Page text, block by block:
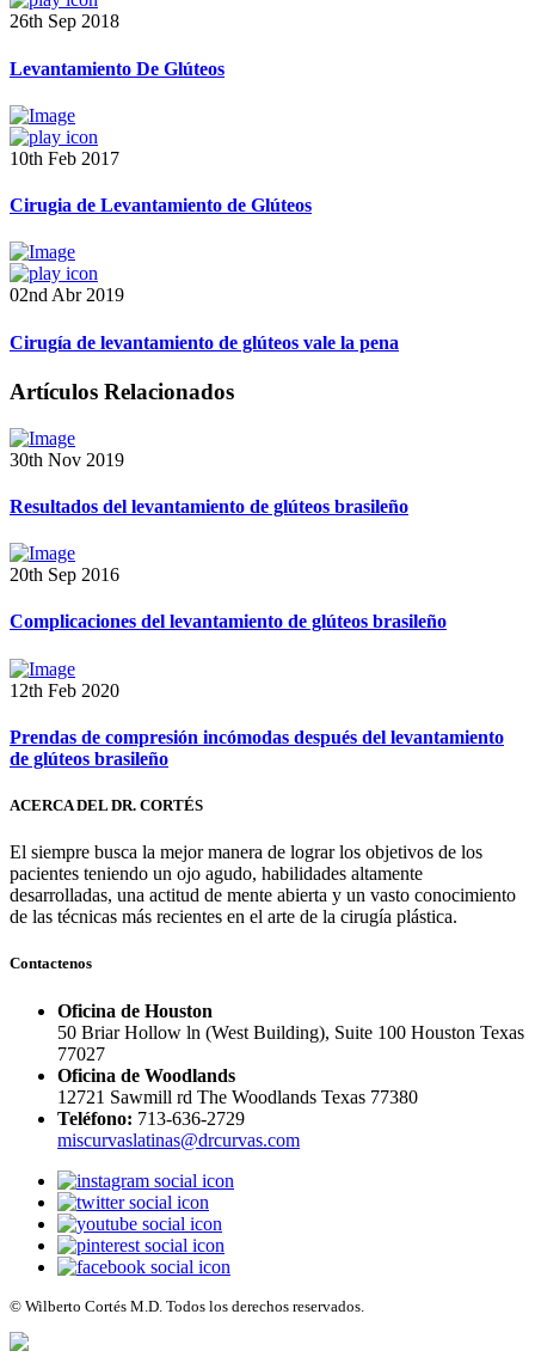
26th Sep 2018
Levantamiento De Glúteos
10th Feb 2017
Cirugia de Levantamiento de Glúteos
02nd Abr 2019
Cirugía de levantamiento de glúteos vale la pena
Artículos Relacionados
30th Nov 2019
Resultados del levantamiento de glúteos brasileño
20th Sep 2016
Complicaciones del levantamiento de glúteos brasileño
12th Feb 2020
Prendas de compresión incómodas después del levantamiento
de glúteos brasileño
ACERCA DEL DR. CORTÉS
El siempre busca la mejor manera de lograr los objetivos de los
pacientes teniendo un ojo agudo, habilidades altamente
desarrolladas, una actitud de mente abierta y un vasto conocimiento
de las técnicas más recientes en el arte de la cirugía plástica.
Contactenos
Oficina de Houston
50 Briar Hollow ln (West Building), Suite 100 Houston Texas
77027
Oficina de Woodlands
12721 Sawmill rd The Woodlands Texas 77380
Teléfono: 713-636-2729
miscurvaslatinas@drcurvas.com
© Wilberto Cortés M.D. Todos los derechos reservados.